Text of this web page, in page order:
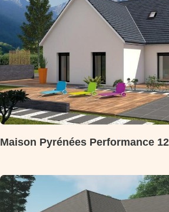
Maison Pyrénées Performance 12